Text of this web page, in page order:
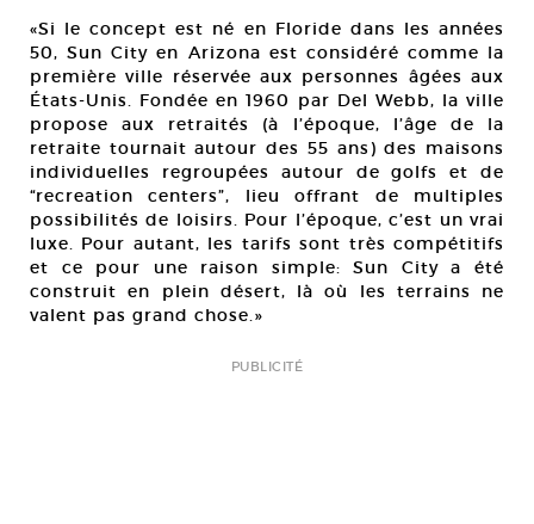
«Si le concept est né en Floride dans les années
50, Sun City en Arizona est considéré comme la
première ville réservée aux personnes âgées aux
États-Unis. Fondée en 1960 par Del Webb, la ville
propose aux retraités (à l’époque, l’âge de la
retraite tournait autour des 55 ans) des maisons
individuelles regroupées autour de golfs et de
“recreation centers”, lieu offrant de multiples
possibilités de loisirs. Pour l’époque, c’est un vrai
luxe. Pour autant, les tarifs sont très compétitifs
et ce pour une raison simple: Sun City a été
construit en plein désert, là où les terrains ne
valent pas grand chose.»
PUBLICITÉ